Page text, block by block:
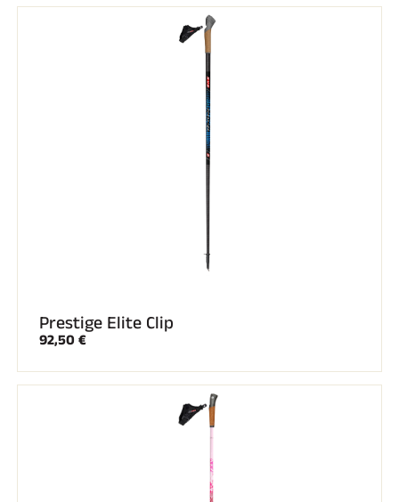
SKI COMPÉTITION
SKI TOUT TERRAIN
Prestige Elite Clip
92,50 €